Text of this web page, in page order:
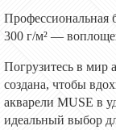
Профессиональная
300 г/м² —
Погрузитесь в мир
создана, чтобы
акварели MUSE в
идеальный выбор